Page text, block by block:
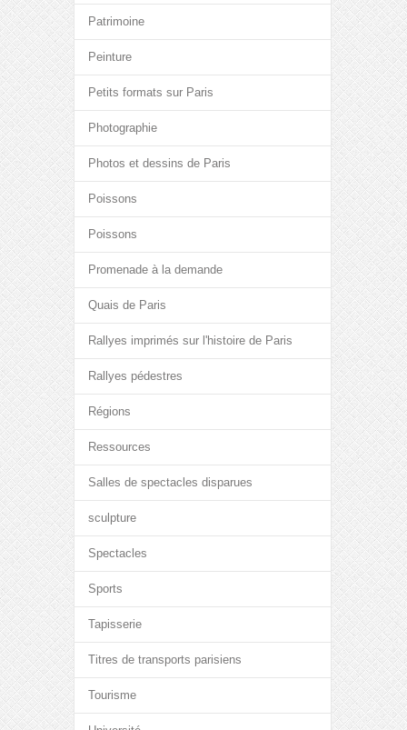
Patrimoine
Peinture
Petits formats sur Paris
Photographie
Photos et dessins de Paris
Poissons
Poissons
Promenade à la demande
Quais de Paris
Rallyes imprimés sur l'histoire de Paris
Rallyes pédestres
Régions
Ressources
Salles de spectacles disparues
sculpture
Spectacles
Sports
Tapisserie
Titres de transports parisiens
Tourisme